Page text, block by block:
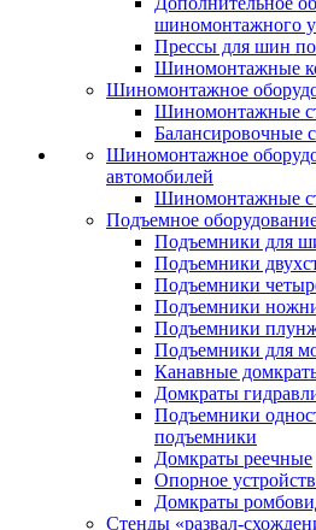
шиномонтажного
Прессы для шин
Шиномонтажные
Шиномонтажное
Шиномонтажные
Балансировочные
Шиномонтажное
автомобилей
Шиномонтажные
Подъемное
Подъемники для
Подъемники
Подъемники
Подъемники
Подъемники
Подъемники для
Канавные
Домкраты
Подъемники
подъемники
Домкраты реечные
Опорное
Домкраты
Стенды «развал-